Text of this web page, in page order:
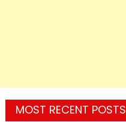
MOST RECENT POSTS